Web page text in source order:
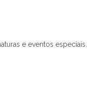
e eventos especiais.